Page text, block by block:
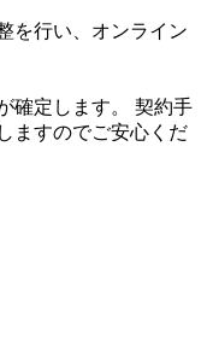
を行い、オンライン
確定します。 契約手
ますのでご安心くだ